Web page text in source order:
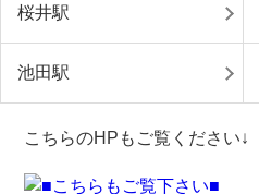
桜井駅
池田駅
こちらのHPもご覧ください↓